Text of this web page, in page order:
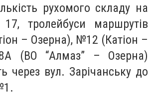
рухомого складу на
тролейбуси маршрутів
– Озерна), №12 (Катіон –
(ВО “Алмаз” – Озерна)
через вул. Зарічанську до